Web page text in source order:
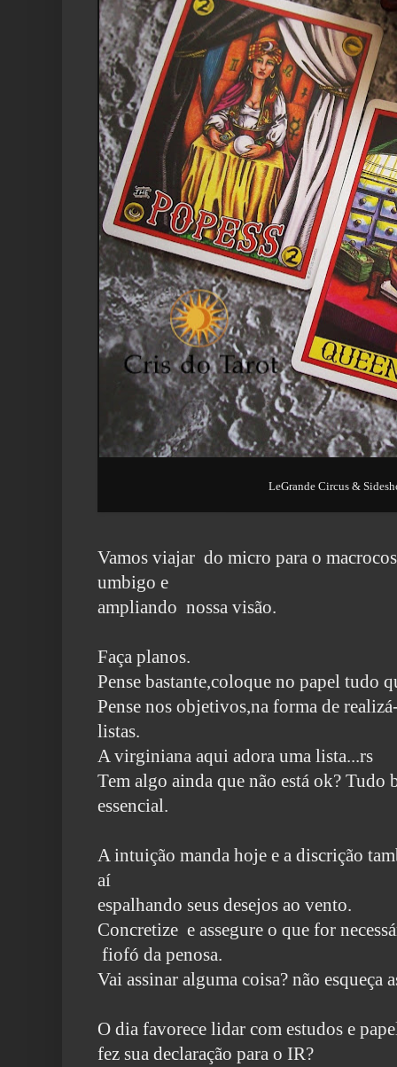
LeGrande Circus &
Vamos viajar do micro para o
umbigo e
ampliando nossa visão.
Faça planos.
Pense bastante,coloque no papel tudo
Pense nos objetivos,na forma de
listas.
A virginiana aqui adora uma lista...rs
Tem algo ainda que não está ok? Tudo
essencial.
A intuição manda hoje e a discrição
aí
espalhando seus desejos ao vento.
Concretize e assegure o que for
fiofó da penosa.
Vai assinar alguma coisa? não esqueça
O dia favorece lidar com estudos e
fez sua declaração para o IR?